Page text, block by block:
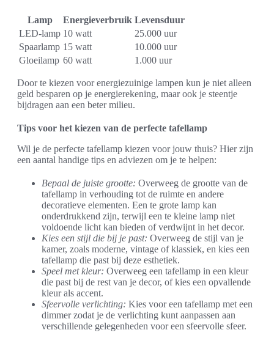
Lamp Energieverbruik Levensduur
LED-lamp 10 watt
25.000 uur
Spaarlamp 15 watt
10.000 uur
Gloeilamp 60 watt 1.000 uur
Door te kiezen voor energiezuinige lampen kun je niet alleen
geld besparen op je energierekening, maar ook je steentje
bijdragen aan een beter milieu.
Tips voor het kiezen van de perfecte tafellamp
Wil je de perfecte tafellamp kiezen voor jouw thuis? Hier zijn
een aantal handige tips en adviezen om je te helpen:
Bepaal de juiste grootte: Overweeg de grootte van de
tafellamp in verhouding tot de ruimte en andere
decoratieve elementen. Een te grote lamp kan
onderdrukkend zijn, terwijl een te kleine lamp niet
voldoende licht kan bieden of verdwijnt in het decor.
Kies een stijl die bij je past: Overweeg de stijl van je
kamer, zoals moderne, vintage of klassiek, en kies een
tafellamp die past bij deze esthetiek.
Speel met kleur: Overweeg een tafellamp in een kleur
die past bij de rest van je decor, of kies een opvallende
kleur als accent.
Sfeervolle verlichting: Kies voor een tafellamp met een
dimmer zodat je de verlichting kunt aanpassen aan
verschillende gelegenheden voor een sfeervolle sfeer.